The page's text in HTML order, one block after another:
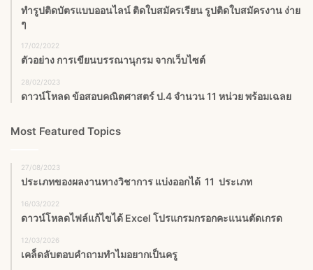
ทำรูปติดบัตรแบบออนไลน์ ติดใบสมัครเรียน รูปติดใบสมัครงาน ง่าย
ๆ
17/02/2022
ตัวอย่าง การเขียนบรรณานุกรม จากเว็บไซต์
28/02/2023
ดาวน์โหลด ข้อสอบคณิตศาสตร์ ป.4 จำนวน 11 หน่วย พร้อมเฉลย
Most Featured Topics
27/08/2023
ประเภทของผลงานทางวิชาการ แบ่งออกได้ 11 ประเภท
16/03/2022
ดาวน์โหลดไฟล์แก้ไขได้ Excel โปรแกรมกรอกคะแนนตัดเกรด
12/03/2026
เคล็ดลับตอบคำถามทำไมอยากเป็นครู